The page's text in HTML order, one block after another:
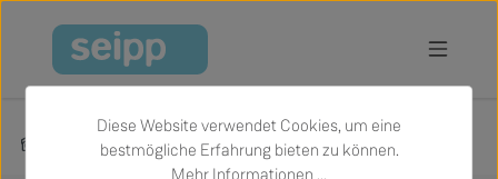
Zum Hauptinhalt springen
Produkte Büro und Arbeiten Schreibtische
Diese Website verwendet Cookies, um eine
bestmögliche Erfahrung bieten zu können.
Mehr Informationen ...